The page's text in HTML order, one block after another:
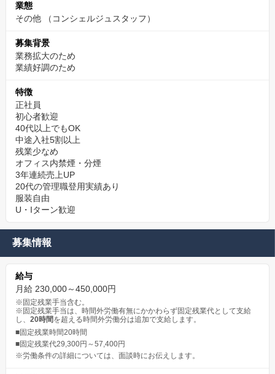
業態
その他
（コンシェルジュスタッフ）
募集背景
業務拡大のため
業績好調のため
特徴
正社員
初心者歓迎
40代以上でもOK
中途入社5割以上
残業少なめ
オフィス内禁煙・分煙
3年連続売上UP
20代の管理職登用実績あり
服装自由
U・Iターン歓迎
募集情報
給与
月給 230,000～450,000円
※固定残業手当含む。
※固定残業手当は、時間外労働有無にかかわらず固定残業代として支給
し、 20時間を超える時間外労働分は追加で支給します。
■固定残業時間20時間
■固定残業代29,300円～57,400円
※労働条件の詳細については、面談時にお伝えします。